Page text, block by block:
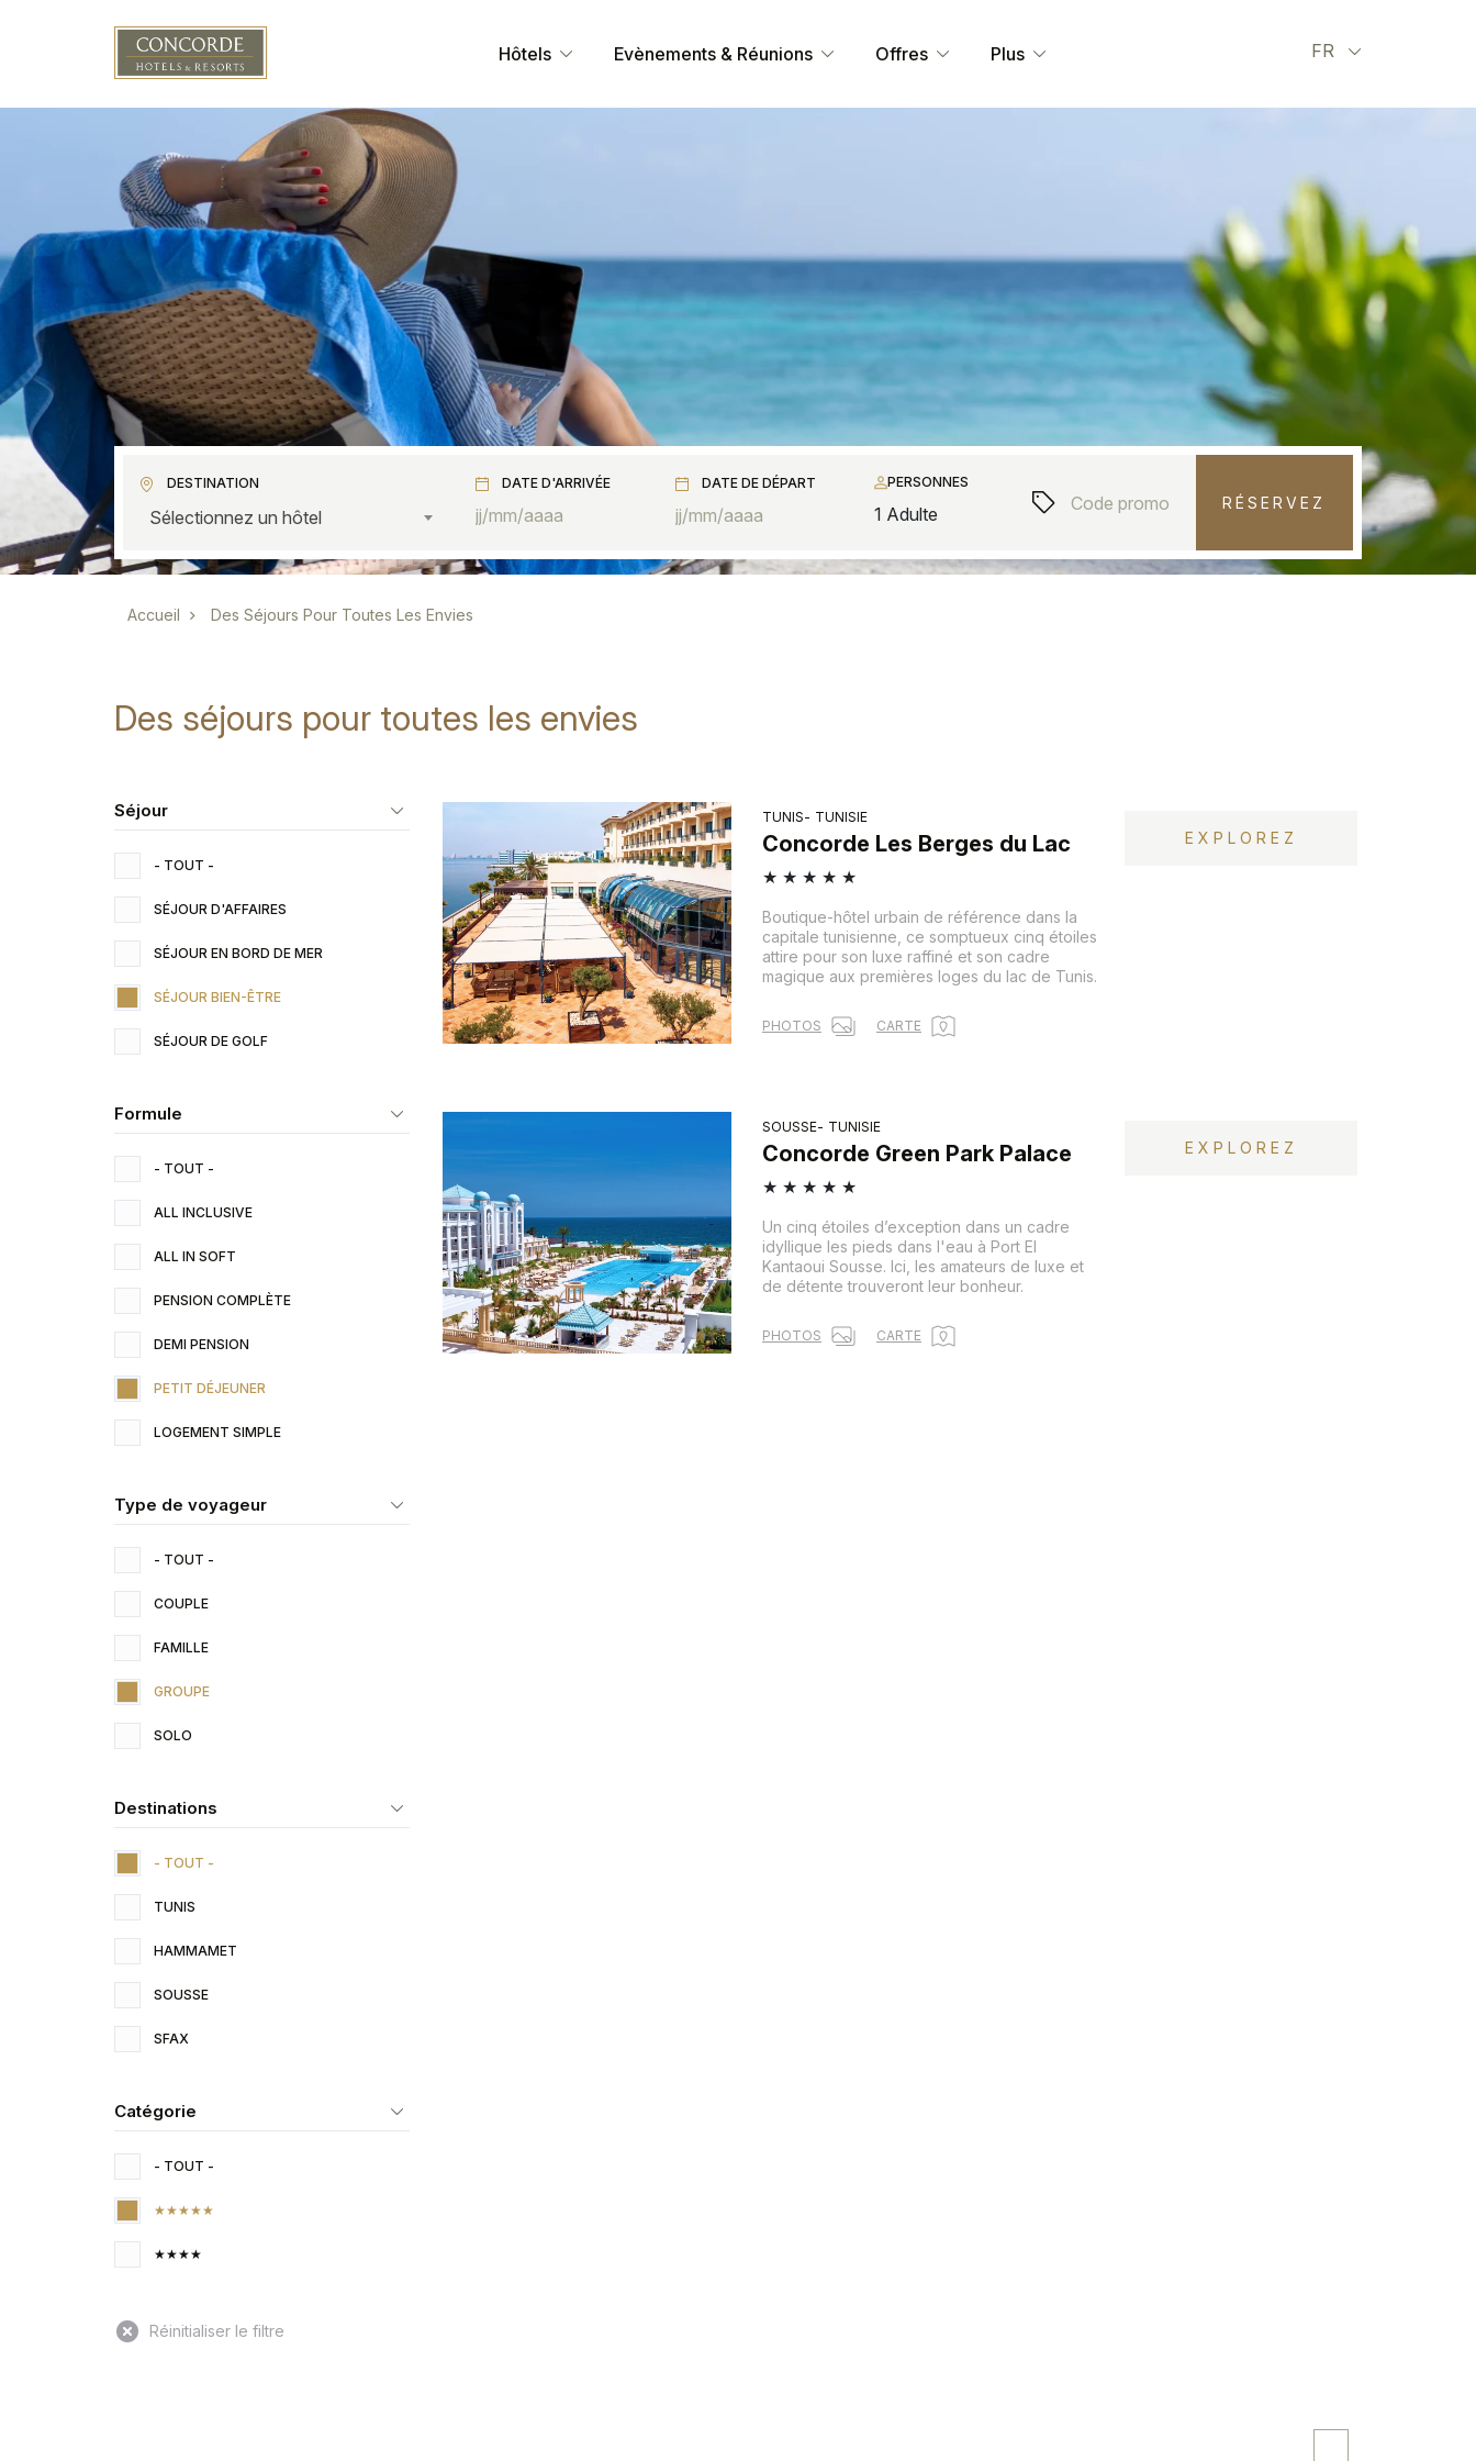
Hôtels Evènements & Réunions Offres Plus FR
DESTINATION
Sélectionnez un hôtel
DATE D'ARRIVÉE DATE DE DÉPART PERSONNES
1 Adulte
RÉSERVEZ
Fil d'Ariane
Accueil Des Séjours Pour Toutes Les Envies
Des séjours pour toutes les envies
Séjour
- TOUT -
SÉJOUR D'AFFAIRES
SÉJOUR EN BORD DE MER
SÉJOUR BIEN-ÊTRE
SÉJOUR DE GOLF
Formule
- TOUT -
ALL INCLUSIVE
ALL IN SOFT
PENSION COMPLÈTE
DEMI PENSION
PETIT DÉJEUNER
LOGEMENT SIMPLE
Type de voyageur
- TOUT -
COUPLE
FAMILLE
GROUPE
SOLO
Destinations
- TOUT -
TUNIS
HAMMAMET
SOUSSE
SFAX
Catégorie
- TOUT -
★★★★★
★★★★
TUNIS TUNISIE
Concorde Les Berges du Lac
★ ★ ★ ★ ★
Boutique-hôtel urbain de référence dans la
capitale tunisienne, ce somptueux cinq étoiles
attire pour son luxe raffiné et son cadre
magique aux premières loges du lac de Tunis.
PHOTOS CARTE
EXPLOREZ
SOUSSE TUNISIE
Concorde Green Park Palace
★ ★ ★ ★ ★
Un cinq étoiles d’exception dans un cadre
idyllique les pieds dans l'eau à Port El
Kantaoui Sousse. Ici, les amateurs de luxe et
de détente trouveront leur bonheur.
PHOTOS CARTE
EXPLOREZ